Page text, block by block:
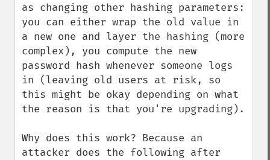
as changing other hashing parameters:
you can either wrap the old value in
a new one and layer the hashing (more
complex), you compute the new
password hash whenever someone logs
in (leaving old users at risk, so
this might be okay depending on what
the reason is that you're upgrading).
Why does this work? Because an
attacker does the following after